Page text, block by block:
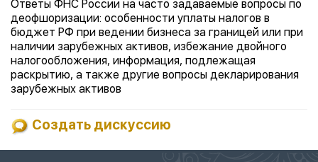
Ответы ФНС России на часто задаваемые вопросы по
деофшоризации: особенности уплаты налогов в
бюджет РФ при ведении бизнеса за границей или при
наличии зарубежных активов, избежание двойного
налогообложения, информация, подлежащая
раскрытию, а также другие вопросы декларирования
зарубежных активов
Создать дискуссию